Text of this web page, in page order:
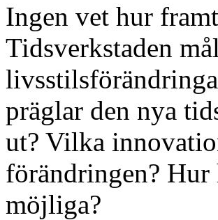
Ingen vet hur
Tidsverkstaden
präglar den nya
ut? Vilka
förändringen?
möjliga?